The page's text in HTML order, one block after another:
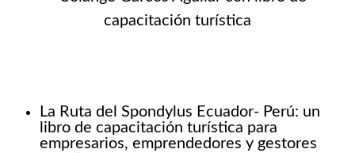
La Ruta del Spondylus Ecuador- Perú: un
libro de capacitación turística para
empresarios, emprendedores y gestores